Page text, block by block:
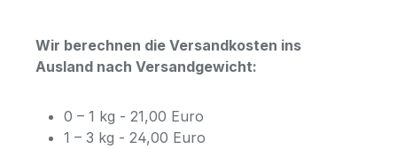
Wir berechnen die Versandkosten ins
Ausland nach Versandgewicht:
0 – 1 kg - 21,00 Euro
1 – 3 kg - 24,00 Euro